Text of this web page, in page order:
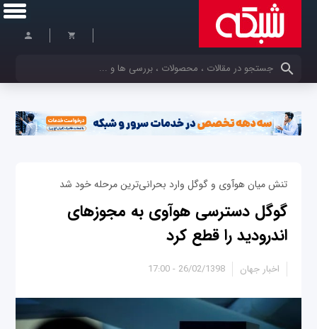
کلمات کلیدی خود را وارد کنید
تنش میان هوآوی و گوگل وارد بحرانی‌ترین مرحله خود شد
گوگل دسترسی هوآوی به مجوزهای
اندرودید را قطع کرد
26/02/1398 - 17:00 اخبار جهان